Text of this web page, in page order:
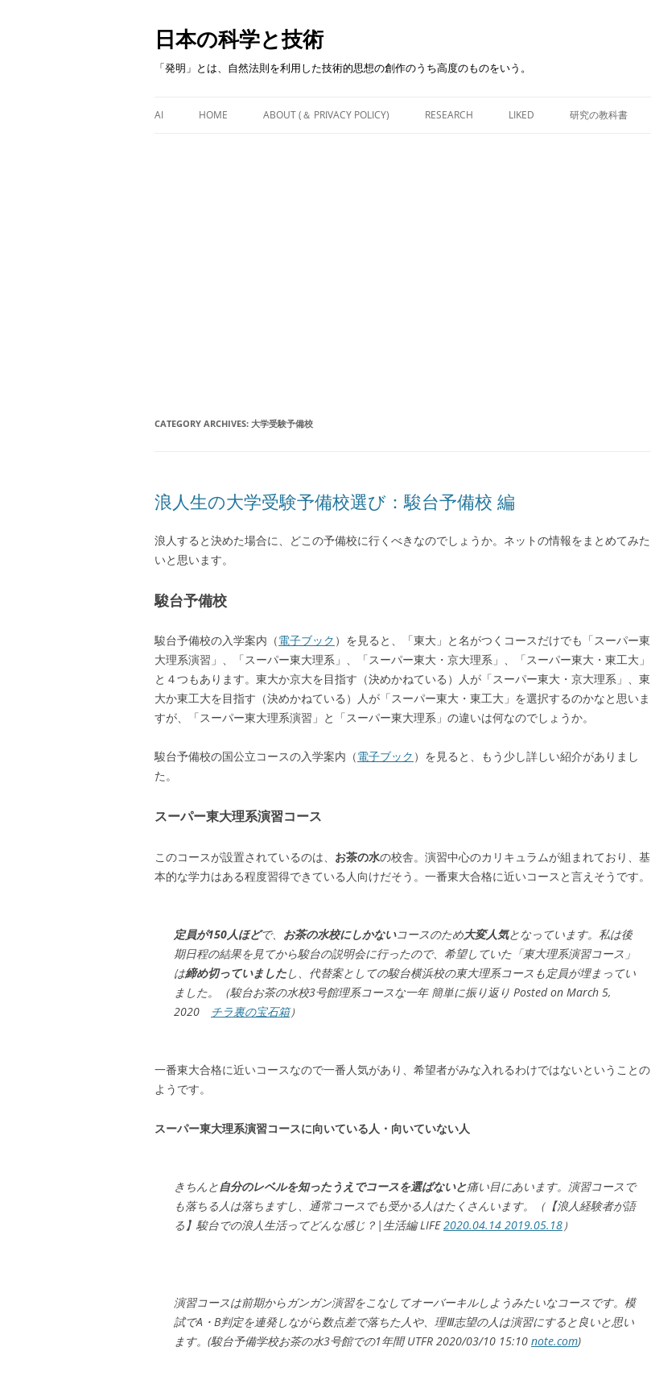
日本の科学と技術
「発明」とは、自然法則を利用した技術的思想の創作のうち高度のものをいう。
content
AI HOME ABOUT (＆ PRIVACY POLICY) RESEARCH LIKED 研究の教科書
CATEGORY ARCHIVES: 大学受験予備校
浪人生の大学受験予備校選び：駿台予備校 編
浪人すると決めた場合に、どこの予備校に行くべきなのでしょうか。ネットの情報をまとめてみた
いと思います。
駿台予備校
駿台予備校の入学案内（電子ブック ）を見ると、「東大」と名がつくコースだけでも「スーパー東
大理系演習」、「スーパー東大理系」、「スーパー東大・京大理系」、「スーパー東大・東工大」
と４つもあります。東大か京大を目指す（決めかねている）人が「スーパー東大・京大理系」、東
大か東工大を目指す（決めかねている）人が「スーパー東大・東工大」を選択するのかなと思いま
すが、「スーパー東大理系演習」と「スーパー東大理系」の違いは何なのでしょうか。
駿台予備校の国公立コースの入学案内（電子ブック ）を見ると、もう少し詳しい紹介がありまし
た。
スーパー東大理系演習コース
このコースが設置されているのは、 お茶の水の校舎。演習中心のカリキュラムが組まれており、基
本的な学力はある程度習得できている人向けだそう。一番東大合格に近いコースと言えそうです。
定員が150人ほどで、 お茶の水校にしかないコースのため大変人気となっています。私は後
期日程の結果を見てから駿台の説明会に行ったので、希望していた「東大理系演習コース」
は締め切っていましたし、代替案としての駿台横浜校の東大理系コースも定員が埋まってい
ました。（駿台お茶の水校3号館理系コースな一年 簡単に振り返り Posted on March 5,
2020
チラ裏の宝石箱）
一番東大合格に近いコースなので一番人気があり、希望者がみな入れるわけではないということの
ようです。
スーパー東大理系演習コースに向いている人・向いていない人
きちんと自分のレベルを知ったうえでコースを選ばないと痛い目にあいます。演習コースで
も落ちる人は落ちますし、通常コースでも受かる人はたくさんいます。（【浪人経験者が語
る】駿台での浪人生活ってどんな感じ？|生活編 LIFE2020.04.14 2019.05.18）
演習コースは前期からガンガン演習をこなしてオーバーキルしようみたいなコースです。模
試でA・B判定を連発しながら数点差で落ちた人や、理Ⅲ志望の人は演習にすると良いと思い
ます。(駿台予備学校お茶の水3号館での1年間 UTFR 2020/03/10 15:10 note.com)